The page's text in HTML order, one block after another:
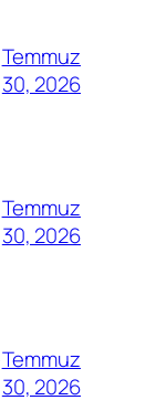
Temmuz
30, 2026
Temmuz
30, 2026
Temmuz
30, 2026